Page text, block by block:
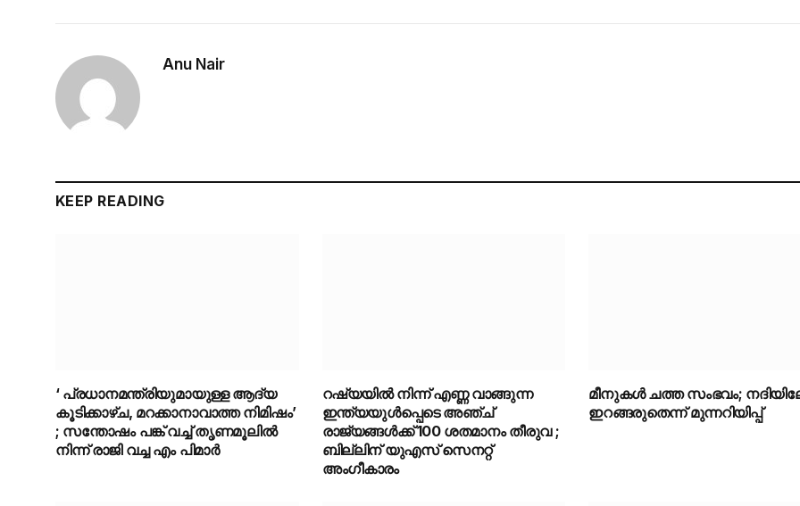
Anu Nair
KEEP READING
‘ പ്രധാനമന്ത്രിയുമായുള്ള ആദ്യ
കൂടിക്കാഴ്ച, മറക്കാനാവാത്ത നിമിഷം’
; സന്തോഷം പങ്ക് വച്ച് തൃണമൂലിൽ
നിന്ന് രാജി വച്ച എം പിമാർ
റഷ്യയിൽ നിന്ന് എണ്ണ വാങ്ങുന്ന
ഇന്ത്യയുൾപ്പെടെ അഞ്ച്
രാജ്യങ്ങൾക്ക് 100 ശതമാനം തീരുവ ;
ബില്ലിന് യുഎസ് സെനറ്റ്
അംഗീകാരം
മീനുകൾ ചത്ത സംഭവം;
ഇറങ്ങരുതെന്ന് മുന്നറിയിപ്പ്